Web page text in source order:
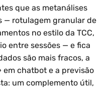
que as metanálises
— rotulagem granular de
no estilo da TCC,
entre sessões — e fica
são mais fracos, a
em chatbot e a previsão
um complemento útil,